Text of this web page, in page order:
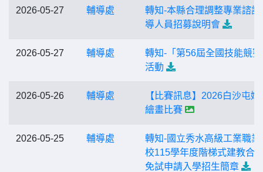
2026-05-27 輔導處
轉知-本縣合理調整專業諮詢
導人員招募說明會
2026-05-27 輔導處
轉知-「第56屆全國技能競
活動
2026-05-26 輔導處
【比賽訊息】2026白沙屯媽
繪畫比賽
2026-05-25 輔導處
轉知-國立秀水高級工業職業
校115學年度階梯式建教合
免試申請入學招生簡章